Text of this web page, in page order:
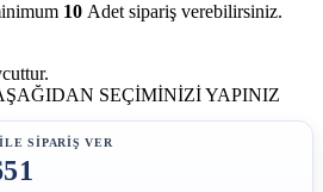
10 Adet sipariş verebilirsiniz.
SEÇİMİNİZİ YAPINIZ
SİPARİŞ VER